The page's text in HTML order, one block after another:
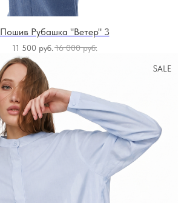
Пошив Рубашка "Ветер" 3
11 500 руб. 16 000 руб.
SALE